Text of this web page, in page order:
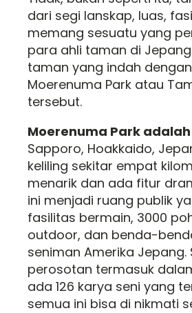
dari segi lanskap, luas,
memang sesuatu yang
para ahli taman di
taman yang indah
Moerenuma Park atau
tersebut.
Moerenuma Park adalah
Sapporo, Hoakkaido,
keliling sekitar empat
menarik dan ada fitur
ini menjadi ruang publik
fasilitas bermain, 3000
outdoor, dan benda-
seniman Amerika
perosotan termasuk
ada 126 karya seni yang
semua ini bisa di nikmati